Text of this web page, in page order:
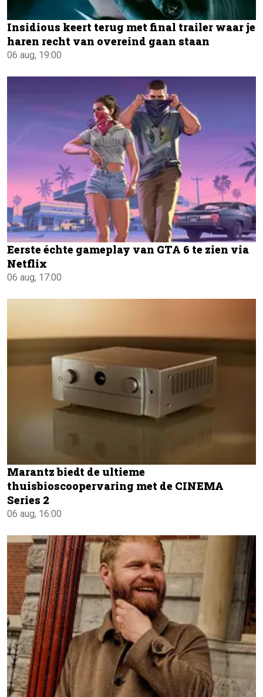
Insidious keert terug met final trailer waar je
haren recht van overeind gaan staan
06 aug, 19:00
Eerste échte gameplay van GTA 6 te zien via
Netflix
06 aug, 17:00
Marantz biedt de ultieme
thuisbioscoopervaring met de CINEMA
Series 2
06 aug, 16:00